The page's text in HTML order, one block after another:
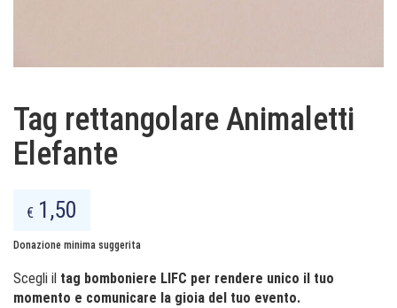
Tag rettangolare Animaletti
Elefante
€ 1,50
Donazione minima suggerita
Scegli il tag bomboniere LIFC per rendere unico il tuo
momento e comunicare la gioia del tuo evento.